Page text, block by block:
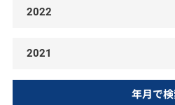
2022
2021
年月で